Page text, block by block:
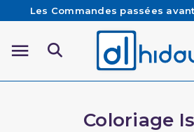
Les Commandes passées
sont préparées et
Besoin d'aide ?
Livraison offerte à partir
Coloriage